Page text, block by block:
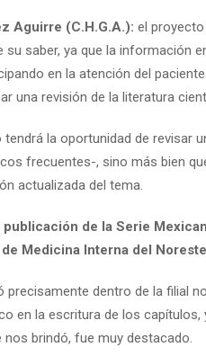
Aguirre (C.H.G.A.): el
saber, ya que la información
en la atención del
una revisión de la literatura
la oportunidad de
frecuentes-, sino más bien
actualizada del tema.
publicación de la Serie
Medicina Interna del
precisamente dentro de la filial
en la escritura de los
brindó, fue muy destacado.